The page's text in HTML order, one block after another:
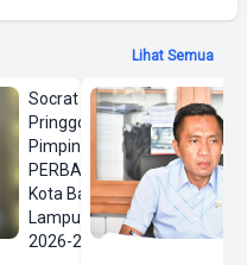
Lihat Semua
Socrat
Pringgodanu
Pimpin
PERBASI
Kota Bandar
Lampung
2026-2030